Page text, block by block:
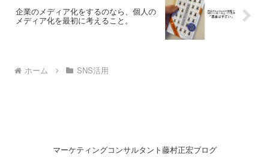
企業のメディア化をするのなら、個人の
メディア化を最初に考えること。
ホーム SNS活用
マーケティングコンサルタント藤村正宏ブログ